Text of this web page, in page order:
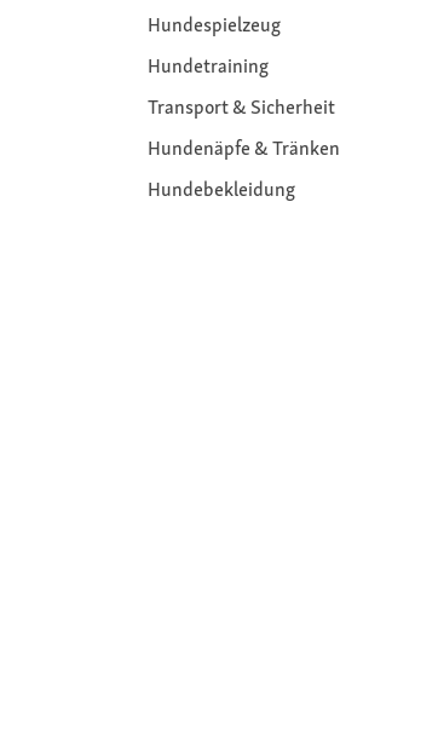
Hundespielzeug
Hundetraining
Transport & Sicherheit
Hundenäpfe & Tränken
Hundebekleidung